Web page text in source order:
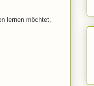
lernen möchtet,